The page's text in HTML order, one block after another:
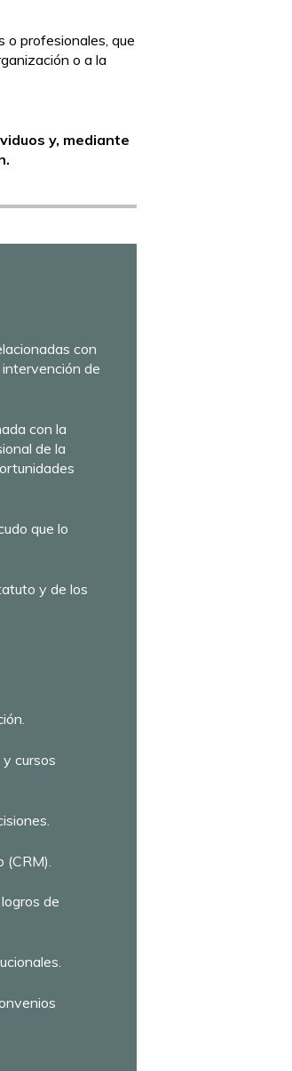
o profesionales, que
o a la
y, mediante
con
de
con la
de la
que lo
y de los
cursos
de